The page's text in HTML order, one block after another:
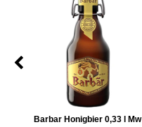
Barbar Honigbier 0,33 l Mw